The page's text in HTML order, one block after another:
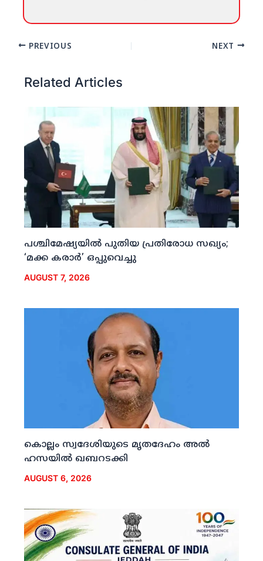
PREVIOUS NEXT
Related Articles
പശ്ചിമേഷ്യയില്‍ പുതിയ പ്രതിരോധ സഖ്യം;
‘മക്ക കരാര്‍’ ഒപ്പുവെച്ചു
AUGUST 7, 2026
കൊല്ലം സ്വദേശിയുടെ മൃതദേഹം അല്‍
ഹസയില്‍ ഖബറടക്കി
AUGUST 6, 2026